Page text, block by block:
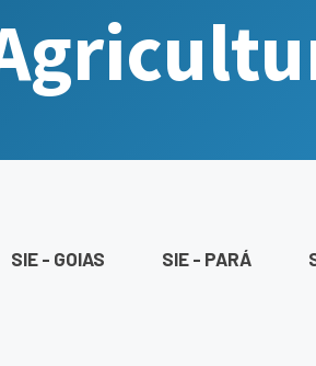
SIE - GOIAS SIE - PARÁ